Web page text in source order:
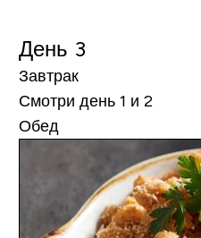
День 3
Завтрак
Смотри день 1 и 2
Обед